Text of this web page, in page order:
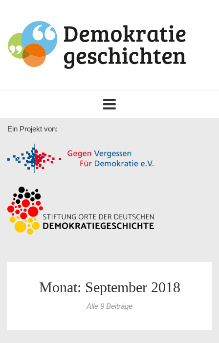
navigation
Ein Projekt von:
Monat: September 2018
Alle 9 Beiträge